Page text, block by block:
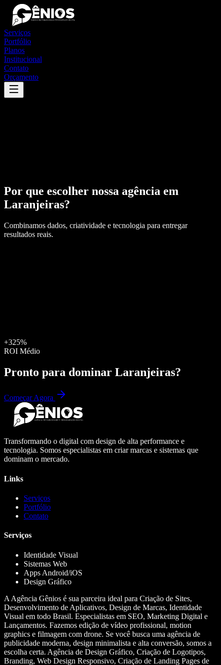
Serviços
Portfólio
Planos
Institucional
Contato
Orçamento
Por que escolher nossa agência em
Laranjeiras?
Combinamos dados, criatividade e tecnologia para entregar
resultados reais.
+325%
ROI Médio
Pronto para dominar Laranjeiras?
Começar Agora
Transformando o digital com design de alta performance e
tecnologia. Somos especialistas em criar marcas e sistemas que
dominam o mercado.
Links
Serviços
Portfólio
Contato
Serviços
Identidade Visual
Sistemas Web
Apps Android/iOS
Design Gráfico
A Agência Gênios é sua parceira ideal para Criação de Sites,
Desenvolvimento de Aplicativos, Design de Marcas, Identidade
Visual em todo Brasil. Especialistas em SEO, Marketing Digital e
Lançamentos. Fazemos edição de vídeo profissional, motion
graphics e filmagem com drone. Se você busca uma agência de
publicidade moderna, design minimalista e alta conversão, somos a
escolha certa. Agência de Design Gráfico, Criação de Logotipos,
Branding, Web Design Responsivo, Criação de Landing Pages de